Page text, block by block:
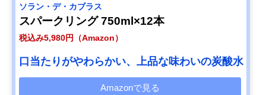
ソラン・デ・カブラス
スパークリング 750ml×12本
税込み5,980円（Amazon）
口当たりがやわらかい、上品な味わいの炭酸水
Amazonで見る